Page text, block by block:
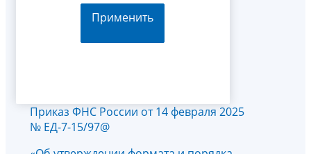
Применить
Приказ ФНС России от 14 февраля 2025
№ ЕД-7-15/97@